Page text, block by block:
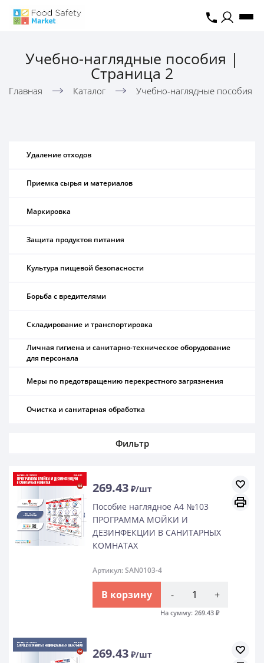
Учебно-наглядные пособия |
Страница 2
Главная Каталог Учебно-наглядные пособия
Удаление отходов
Приемка сырья и материалов
Маркировка
Защита продуктов питания
Культура пищевой безопасности
Борьба с вредителями
Складирование и транспортировка
Личная гигиена и санитарно-техническое оборудование
для персонала
Меры по предотвращению перекрестного загрязнения
Очистка и санитарная обработка
Фильтр
269.43 ₽/шт
Пособие наглядное А4 №103
ПРОГРАММА МОЙКИ И
ДЕЗИНФЕКЦИИ В САНИТАРНЫХ
КОМНАТАХ
Артикул: SAN0103-4
В корзину - +
На сумму: 269.43 ₽
269.43 ₽/шт